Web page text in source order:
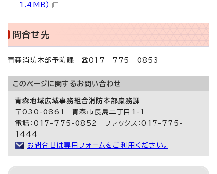
1.4MB）
問合せ先
青森消防本部予防課 ☎017－775－0853
このページに関する お問い合わせ
青森地域広域事務組合消防本部庶務課
〒030-0861 青森市長島二丁目1-1
電話：017-775-0852 ファックス：017-775-
1444
お問合せは専用フォームをご利用ください。